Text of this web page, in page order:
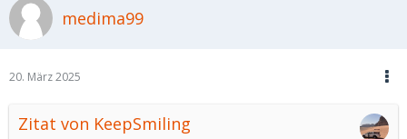
medima99
20. März 2025
Zitat von KeepSmiling